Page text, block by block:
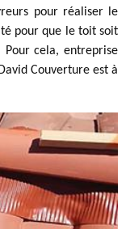
pour réaliser le
pour que le toit soit
Pour cela, entreprise
Couverture est à